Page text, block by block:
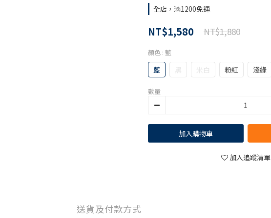
全店，滿1200免運
NT$1,580 NT$1,880
顏色 : 藍
藍 黑 米白 粉紅 淺綠
數量
加入購物車
加入追蹤清單
送貨及付款方式